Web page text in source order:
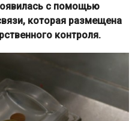
с помощью
которая размещена
контроля.